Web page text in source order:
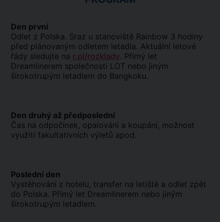
Den první
Odlet z Polska. Sraz u stanoviště Rainbow 3 hodiny
před plánovaným odletem letadla. Aktuální letové
řády sledujte na r.pl/rozklady. Přímý let
Dreamlinerem společnosti LOT nebo jiným
širokotrupým letadlem do Bangkoku.
Den druhý až předposlední
Čas na odpočinek, opalování a koupání, možnost
využití fakultativních výletů apod.
Poslední den
Vystěhování z hotelu, transfer na letiště a odlet zpět
do Polska. Přímý let Dreamlinerem nebo jiným
širokotrupým letadlem.